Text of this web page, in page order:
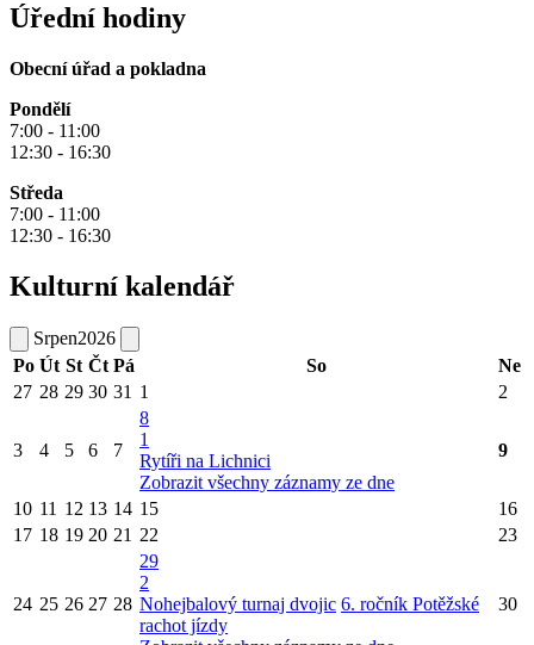
Úřední hodiny
Obecní úřad a pokladna
Pondělí
7:00 - 11:00
12:30 - 16:30
Středa
7:00 - 11:00
12:30 - 16:30
Kulturní kalendář
Srpen2026
Po Út St Čt Pá So
Ne
27 28 29 30 31 1 2
3 4 5 6 7
8
1
Rytíři na Lichnici
Zobrazit všechny záznamy ze dne
9
10 11 12 13 14 15
16
17 18 19 20 21 22 23
24 25 26 27 28
29
2
Nohejbalový turnaj dvojic 6. ročník Potěžské
rachot jízdy
30